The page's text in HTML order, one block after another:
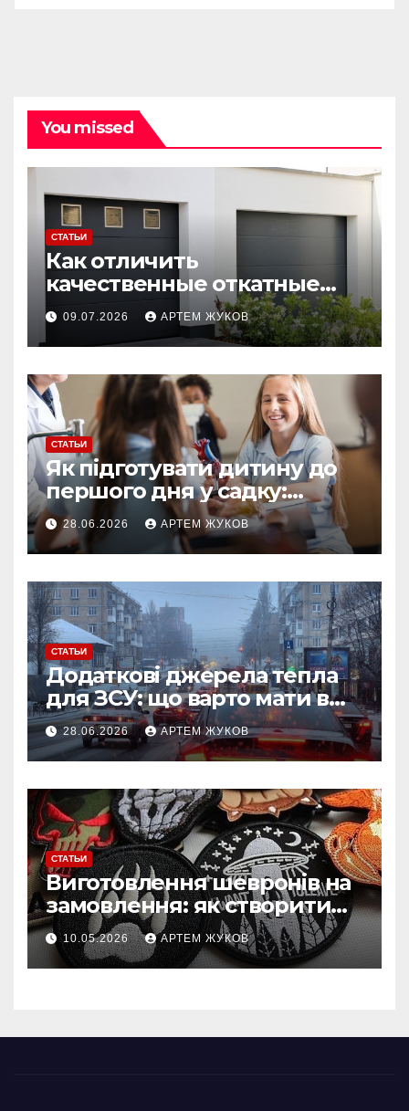
You missed
СТАТЬИ
Как отличить
качественные откатные
ворота от облегчённых
конструкций
09.07.2026 АРТЕМ ЖУКОВ
СТАТЬИ
Як підготувати дитину до
першого дня у садку:
простий план для батьків
28.06.2026 АРТЕМ ЖУКОВ
СТАТЬИ
Додаткові джерела тепла
для ЗСУ: що варто мати в
польових умовах взимку
28.06.2026 АРТЕМ ЖУКОВ
СТАТЬИ
Виготовлення шевронів на
замовлення: як створити
власний дизайн нашивки
10.05.2026 АРТЕМ ЖУКОВ